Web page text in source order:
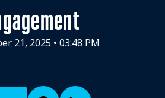
21, 2025• 03:48 PM